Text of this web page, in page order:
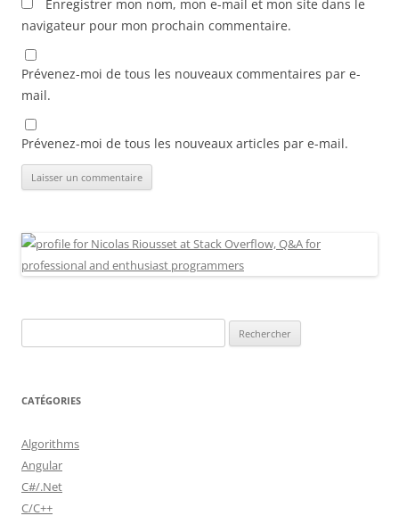
Enregistrer mon nom, mon e-mail et mon site dans le
navigateur pour mon prochain commentaire.
Prévenez-moi de tous les nouveaux commentaires par e-
mail.
Prévenez-moi de tous les nouveaux articles par e-mail.
CATÉGORIES
Algorithms
Angular
C#/.Net
C/C++